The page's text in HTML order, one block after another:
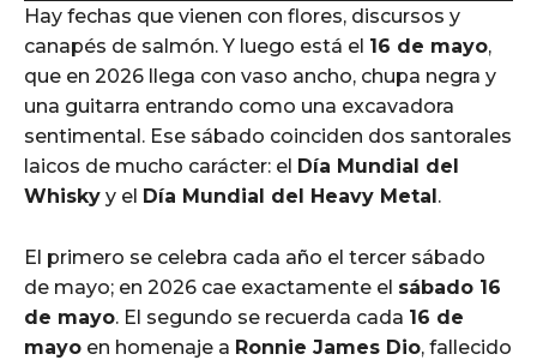
d
i
o
P
l
a
y
r
Hay fechas que vienen con flores, discursos y
canapés de salmón. Y luego está el 16 de mayo,
que en 2026 llega con vaso ancho, chupa negra y
una guitarra entrando como una excavadora
sentimental. Ese sábado coinciden dos santorales
laicos de mucho carácter: el Día Mundial del
Whisky y el Día Mundial del Heavy Metal.
El primero se celebra cada año el tercer sábado
de mayo; en 2026 cae exactamente el sábado 16
de mayo. El segundo se recuerda cada 16 de
mayo en homenaje a Ronnie James Dio, fallecido